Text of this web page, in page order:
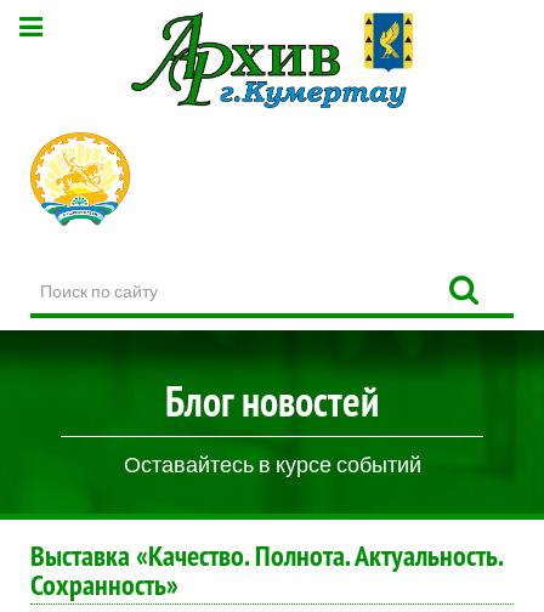
по
сайту
Блог новостей
Оставайтесь в курсе событий
Выставка «Качество. Полнота. Актуальность.
Сохранность»